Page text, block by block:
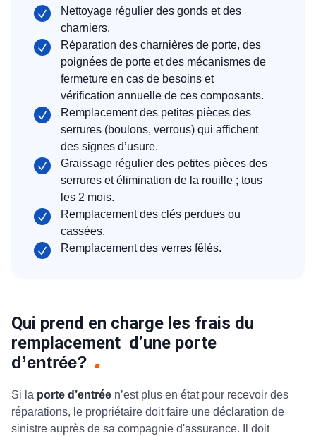
Nettoyage régulier des gonds et des
charniers.
Réparation des charnières de porte, des
poignées de porte et des mécanismes de
fermeture en cas de besoins et
vérification annuelle de ces composants.
Remplacement des petites pièces des
serrures (boulons, verrous) qui affichent
des signes d’usure.
Graissage régulier des petites pièces des
serrures et élimination de la rouille ; tous
les 2 mois.
Remplacement des clés perdues ou
cassées.
Remplacement des verres fêlés.
Qui prend en charge les frais du
remplacement d’une porte
d’entrée?
Si la porte d’entrée n’est plus en état pour recevoir des
réparations, le propriétaire doit faire une déclaration de
sinistre auprès de sa compagnie d'assurance. Il doit